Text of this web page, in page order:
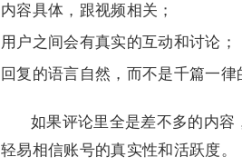
内容具体，跟视频相关；
用户之间会有真实的互动和讨论；
回复的语言自然，而不是千篇一律
如果评论里全是差不多的内容
轻易相信账号的真实性和活跃度。